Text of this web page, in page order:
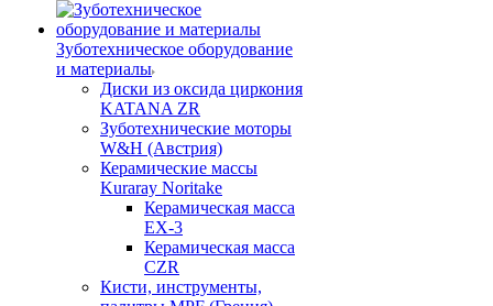
Зуботехническое оборудование
и материалы
Диски из оксида циркония
KATANA ZR
Зуботехнические моторы
W&H (Австрия)
Керамические массы
Kuraray Noritake
Керамическая масса
EX-3
Керамическая масса
CZR
Кисти, инструменты,